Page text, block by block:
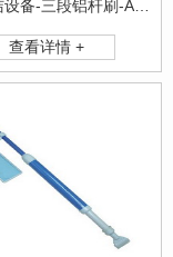
查看详情 +